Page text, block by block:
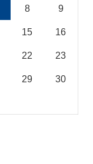
8 9
15 16
22 23
29 30